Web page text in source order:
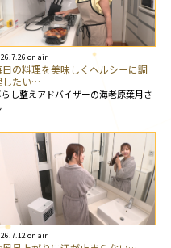
on air
日の料理を美味しくヘルシーに調
したい…
し整えアドバイザーの海老原葉月さ
on air